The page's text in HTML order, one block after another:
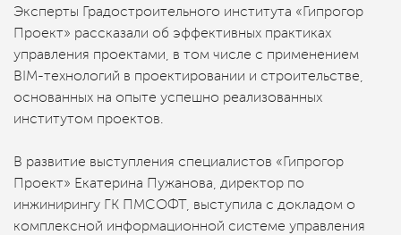
Эксперты Градостроительного института «Гипрогор
Проект» рассказали об эффективных практиках
управления проектами, в том числе с применением
BIM-технологий в проектировании и строительстве,
основанных на опыте успешно реализованных
институтом проектов.
В развитие выступления специалистов «Гипрогор
Проект» Екатерина Пужанова, директор по
инжинирингу ГК ПМСОФТ, выступила с докладом о
комплексной информационной системе управления